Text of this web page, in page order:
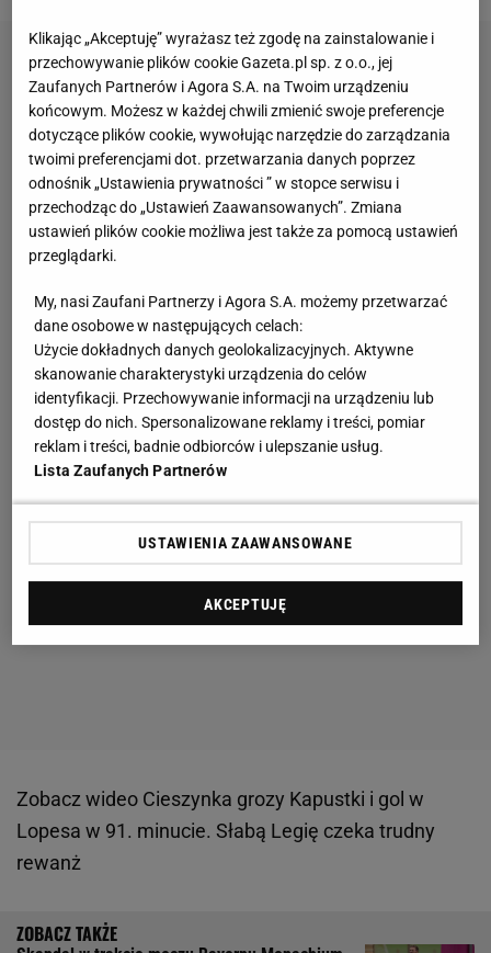
Zobacz wideo Cieszynka grozy Kapustki i gol w
Lopesa w 91. minucie. Słabą Legię czeka trudny
rewanż
Klikając „Akceptuję” wyrażasz też zgodę na zainstalowanie i
przechowywanie plików cookie Gazeta.pl sp. z o.o., jej
Zaufanych Partnerów i Agora S.A. na Twoim urządzeniu
końcowym. Możesz w każdej chwili zmienić swoje preferencje
dotyczące plików cookie, wywołując narzędzie do zarządzania
twoimi preferencjami dot. przetwarzania danych poprzez
odnośnik „Ustawienia prywatności ” w stopce serwisu i
przechodząc do „Ustawień Zaawansowanych”. Zmiana
ustawień plików cookie możliwa jest także za pomocą ustawień
przeglądarki.
My, nasi Zaufani Partnerzy i Agora S.A. możemy przetwarzać
dane osobowe w następujących celach:
Użycie dokładnych danych geolokalizacyjnych. Aktywne
skanowanie charakterystyki urządzenia do celów
identyfikacji. Przechowywanie informacji na urządzeniu lub
dostęp do nich. Spersonalizowane reklamy i treści, pomiar
reklam i treści, badnie odbiorców i ulepszanie usług.
Lista Zaufanych Partnerów
USTAWIENIA ZAAWANSOWANE
AKCEPTUJĘ